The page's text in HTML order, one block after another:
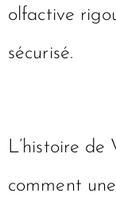
olfactive
sécurisé.
L’histoire
comment